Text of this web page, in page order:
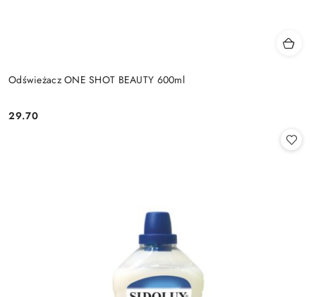
Odświeżacz ONE SHOT BEAUTY 600ml
Cena:
29.70